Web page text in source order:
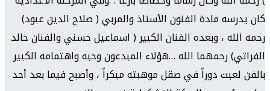
كان يدرسه مادة الفنون الأستاذ والمربي ( صلاح الدين عبود)
رحمه الله ، وبعده الفنان الكبير ( اسماعيل حسني والفنان خالد
الفراتي) رحمهما الله …هؤلاء المبدعون وحبه واهتمامه الكبير
بالفن لعبت دوراً في صقل موهبته مبكراً ، وأصبح فيما بعد أحد